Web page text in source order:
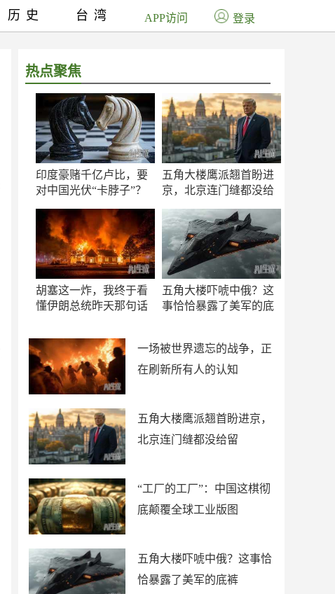
热点聚焦
印度豪赌千亿卢比，要
对中国光伏“卡脖子”？
五角大楼鹰派翘首盼进
京，北京连门缝都没给
胡塞这一炸，我终于看
懂伊朗总统昨天那句话
五角大楼吓唬中俄？这
事恰恰暴露了美军的底
一场被世界遗忘的战争，正
在刷新所有人的认知
五角大楼鹰派翘首盼进京，
北京连门缝都没给留
“工厂的工厂”：中国这棋彻
底颠覆全球工业版图
五角大楼吓唬中俄？这事恰
恰暴露了美军的底裤
历史 台湾 APP访问 登录